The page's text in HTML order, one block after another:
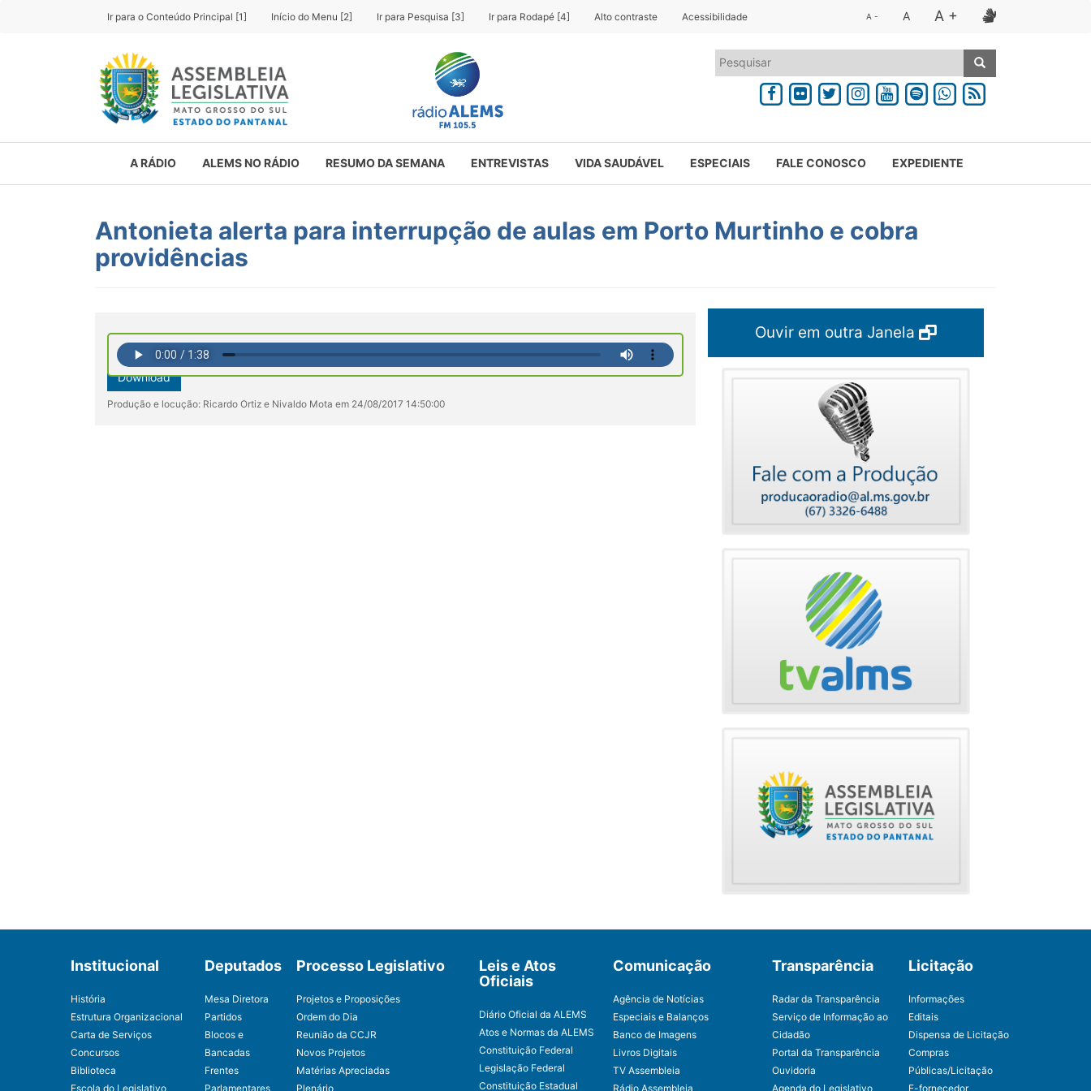
Ir para o Conteúdo Principal [1] Início do Menu [2] Ir para Pesquisa [3] Ir para Rodapé [4] Alto contraste Acessibilidade A - A A +
A RÁDIO ALEMS NO RÁDIO RESUMO DA SEMANA ENTREVISTAS VIDA SAUDÁVEL ESPECIAIS FALE CONOSCO EXPEDIENTE
Antonieta alerta para interrupção de aulas em Porto Murtinho e cobra
providências
Download
Produção e locução: Ricardo Ortiz e Nivaldo Mota em 24/08/2017 14:50:00
Ouvir em outra Janela
Institucional
História
Estrutura Organizacional
Carta de Serviços
Concursos
Biblioteca
Escola do Legislativo
Deputados
Mesa Diretora
Partidos
Blocos e
Bancadas
Frentes
Parlamentares
Processo Legislativo
Projetos e Proposições
Ordem do Dia
Reunião da CCJR
Novos Projetos
Matérias Apreciadas
Plenário
Leis e Atos
Oficiais
Diário Oficial da ALEMS
Atos e Normas da ALEMS
Constituição Federal
Legislação Federal
Constituição Estadual
Comunicação
Agência de Notícias
Especiais e Balanços
Banco de Imagens
Livros Digitais
TV Assembleia
Rádio Assembleia
Transparência
Radar da Transparência
Serviço de Informação ao
Cidadão
Portal da Transparência
Ouvidoria
Agenda do Legislativo
Licitação
Informações
Editais
Dispensa de Licitação
Compras
Públicas/Licitação
E-fornecedor